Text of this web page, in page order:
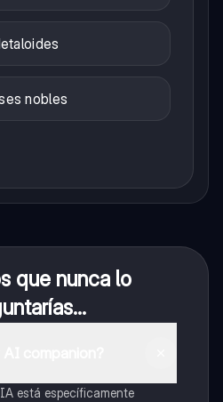
nobles
que nunca lo
está específicamente